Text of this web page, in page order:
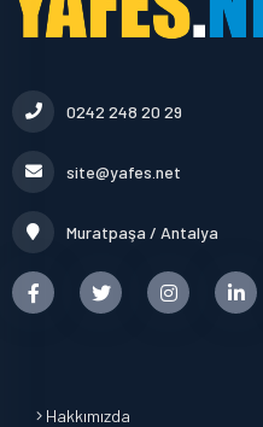
0242 248 20 29
site@yafes.net
Muratpaşa / Antalya
Hakkımızda